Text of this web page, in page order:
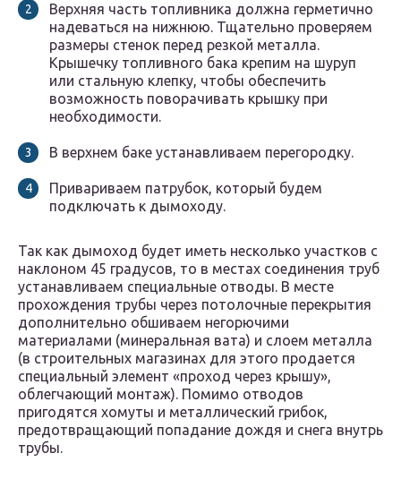
Верхняя часть топливника должна герметично
надеваться на нижнюю. Тщательно проверяем
размеры стенок перед резкой металла.
Крышечку топливного бака крепим на шуруп
или стальную клепку, чтобы обеспечить
возможность поворачивать крышку при
необходимости.
В верхнем баке устанавливаем перегородку.
Привариваем патрубок, который будем
подключать к дымоходу.
Так как дымоход будет иметь несколько участков с
наклоном 45 градусов, то в местах соединения труб
устанавливаем специальные отводы. В месте
прохождения трубы через потолочные перекрытия
дополнительно обшиваем негорючими
материалами (минеральная вата) и слоем металла
(в строительных магазинах для этого продается
специальный элемент «проход через крышу»,
облегчающий монтаж). Помимо отводов
пригодятся хомуты и металлический грибок,
предотвращающий попадание дождя и снега внутрь
трубы.